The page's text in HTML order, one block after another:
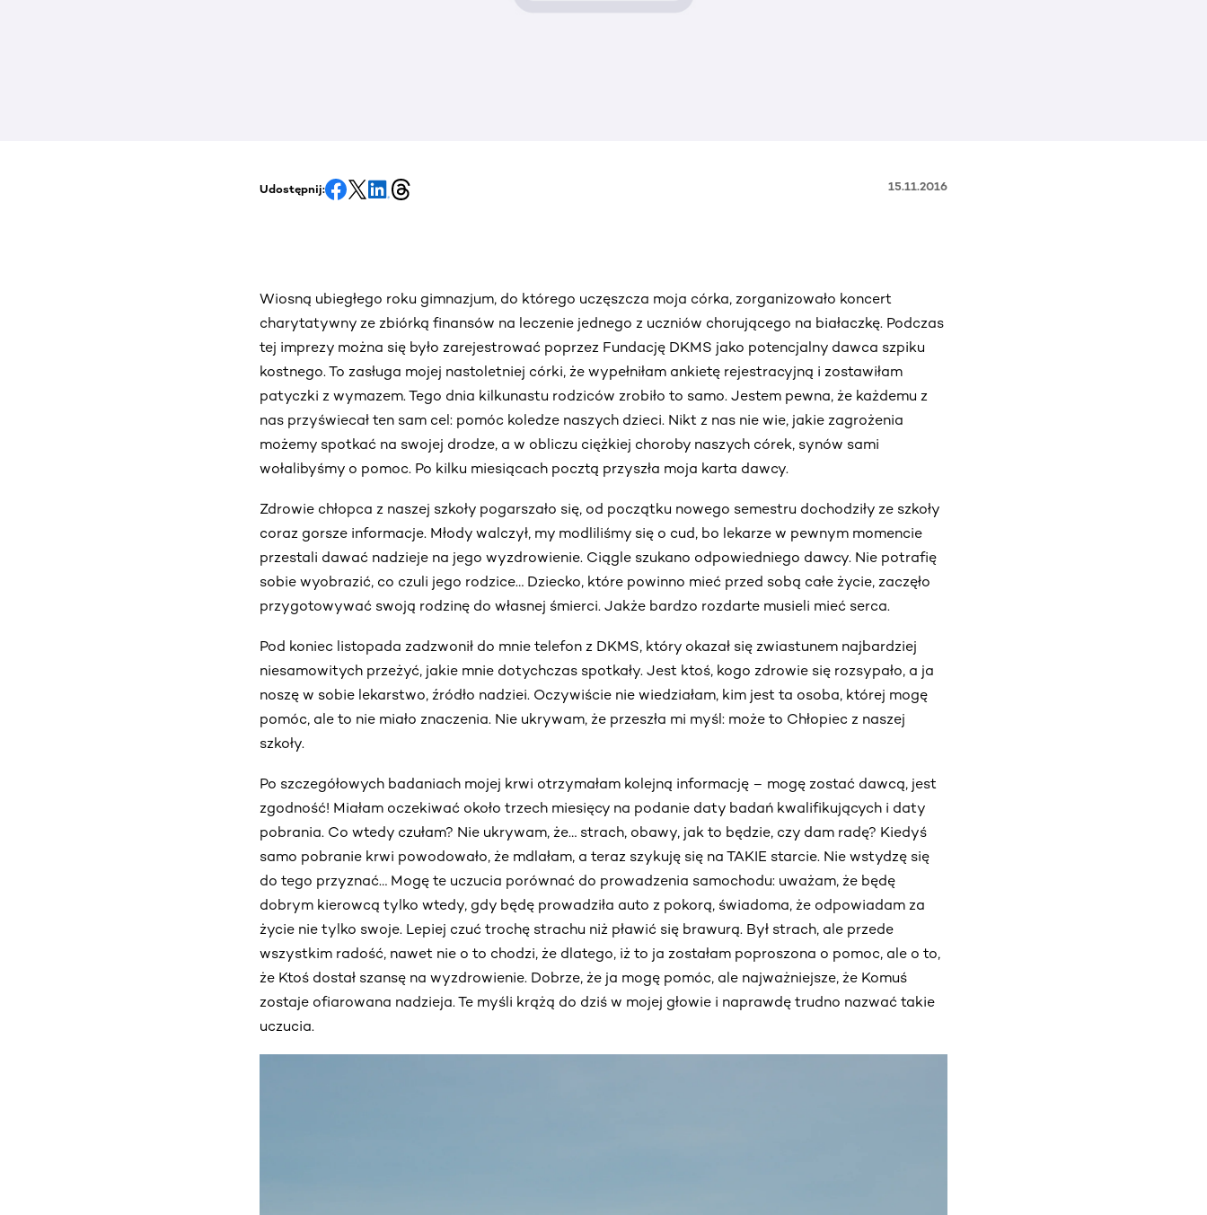
Udostępnij: 15.11.2016
Wiosną ubiegłego roku gimnazjum, do którego uczęszcza moja córka, zorganizowało koncert
charytatywny ze zbiórką finansów na leczenie jednego z uczniów chorującego na białaczkę. Podczas
tej imprezy można się było zarejestrować poprzez Fundację DKMS jako potencjalny dawca szpiku
kostnego. To zasługa mojej nastoletniej córki, że wypełniłam ankietę rejestracyjną i zostawiłam
patyczki z wymazem. Tego dnia kilkunastu rodziców zrobiło to samo. Jestem pewna, że każdemu z
nas przyświecał ten sam cel: pomóc koledze naszych dzieci. Nikt z nas nie wie, jakie zagrożenia
możemy spotkać na swojej drodze, a w obliczu ciężkiej choroby naszych córek, synów sami
wołalibyśmy o pomoc. Po kilku miesiącach pocztą przyszła moja karta dawcy.
Zdrowie chłopca z naszej szkoły pogarszało się, od początku nowego semestru dochodziły ze szkoły
coraz gorsze informacje. Młody walczył, my modliliśmy się o cud, bo lekarze w pewnym momencie
przestali dawać nadzieje na jego wyzdrowienie. Ciągle szukano odpowiedniego dawcy. Nie potrafię
sobie wyobrazić, co czuli jego rodzice… Dziecko, które powinno mieć przed sobą całe życie, zaczęło
przygotowywać swoją rodzinę do własnej śmierci. Jakże bardzo rozdarte musieli mieć serca.
Pod koniec listopada zadzwonił do mnie telefon z DKMS, który okazał się zwiastunem najbardziej
niesamowitych przeżyć, jakie mnie dotychczas spotkały. Jest ktoś, kogo zdrowie się rozsypało, a ja
noszę w sobie lekarstwo, źródło nadziei. Oczywiście nie wiedziałam, kim jest ta osoba, której mogę
pomóc, ale to nie miało znaczenia. Nie ukrywam, że przeszła mi myśl: może to Chłopiec z naszej
szkoły.
Po szczegółowych badaniach mojej krwi otrzymałam kolejną informację – mogę zostać dawcą, jest
zgodność! Miałam oczekiwać około trzech miesięcy na podanie daty badań kwalifikujących i daty
pobrania. Co wtedy czułam? Nie ukrywam, że… strach, obawy, jak to będzie, czy dam radę? Kiedyś
samo pobranie krwi powodowało, że mdlałam, a teraz szykuję się na TAKIE starcie. Nie wstydzę się
do tego przyznać… Mogę te uczucia porównać do prowadzenia samochodu: uważam, że będę
dobrym kierowcą tylko wtedy, gdy będę prowadziła auto z pokorą, świadoma, że odpowiadam za
życie nie tylko swoje. Lepiej czuć trochę strachu niż pławić się brawurą. Był strach, ale przede
wszystkim radość, nawet nie o to chodzi, że dlatego, iż to ja zostałam poproszona o pomoc, ale o to,
że Ktoś dostał szansę na wyzdrowienie. Dobrze, że ja mogę pomóc, ale najważniejsze, że Komuś
zostaje ofiarowana nadzieja. Te myśli krążą do dziś w mojej głowie i naprawdę trudno nazwać takie
uczucia.